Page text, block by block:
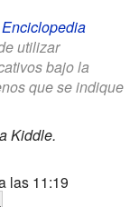
Enciclopedia
utilizar
bajo la
que se indique
Kiddle.
las 11:19
.